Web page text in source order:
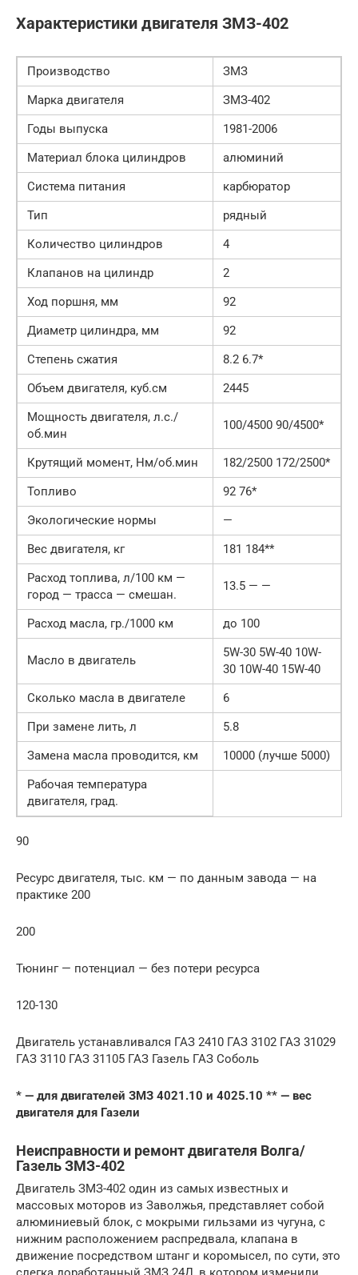
Характеристики двигателя ЗМЗ-402
Производство
ЗМЗ
Марка двигателя
ЗМЗ-402
Годы выпуска
1981-2006
Материал блока цилиндров
алюминий
Система питания
карбюратор
Тип
рядный
Количество цилиндров
4
Клапанов на цилиндр
2
Ход поршня, мм
92
Диаметр цилиндра, мм
92
Степень сжатия
8.2 6.7*
Объем двигателя, куб.см
2445
Мощность двигателя, л.с./
об.мин
100/4500 90/4500*
Крутящий момент, Нм/об.мин
182/2500 172/2500*
Топливо
92 76*
Экологические нормы
—
Вес двигателя, кг
181 184**
Расход топлива, л/100 км —
город — трасса — смешан.
13.5 — —
Расход масла, гр./1000 км до 100
Масло в двигатель
5W-30 5W-40 10W-
30 10W-40 15W-40
Сколько масла в двигателе
6
При замене лить, л
5.8
Замена масла проводится, км
10000 (лучше 5000)
Рабочая температура
двигателя, град.
90
Ресурс двигателя, тыс. км — по данным завода — на
практике 200
200
Тюнинг — потенциал — без потери ресурса
120-130
Двигатель устанавливался ГАЗ 2410 ГАЗ 3102 ГАЗ 31029
ГАЗ 3110 ГАЗ 31105 ГАЗ Газель ГАЗ Соболь
* — для двигателей ЗМЗ 4021.10 и 4025.10 ** — вес
двигателя для Газели
Неисправности и ремонт двигателя Волга/
Газель ЗМЗ-402
Двигатель ЗМЗ-402 один из самых известных и
массовых моторов из Заволжья, представляет собой
алюминиевый блок, с мокрыми гильзами из чугуна, с
нижним расположением распредвала, клапана в
движение посредством штанг и коромысел, по сути, это